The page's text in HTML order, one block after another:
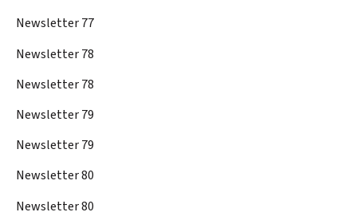
Newsletter 77
Newsletter 78
Newsletter 78
Newsletter 79
Newsletter 79
Newsletter 80
Newsletter 80